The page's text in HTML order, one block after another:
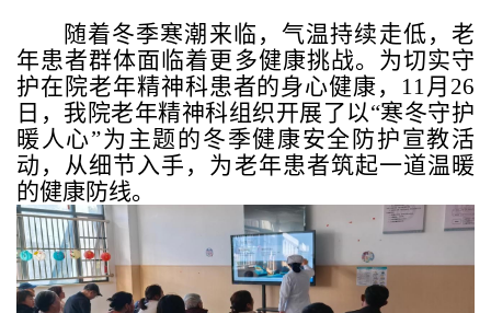
随着冬季寒潮来临，气温持续走低，老
年患者群体面临着更多健康挑战。为切实守
护在院老年精神科患者的身心健康， 11 月 26
日，我院老年精神科组织开展了以“寒冬守护
暖人心”为主题的冬季健康安全防护宣教活
动，从细节入手，为老年患者筑起一道温暖
的健康防线。